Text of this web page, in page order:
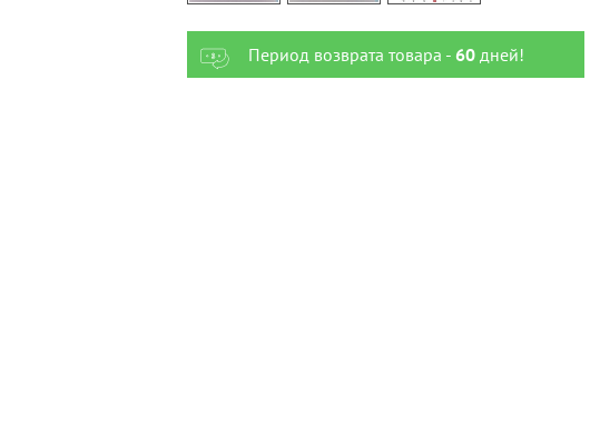
Период возврата товара - 60дней!